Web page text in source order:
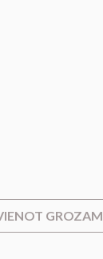
GROZAM